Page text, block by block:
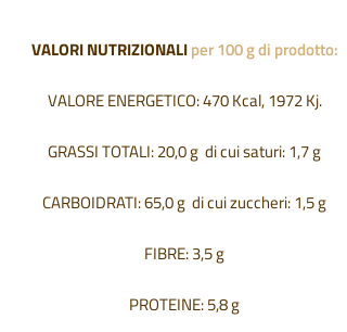
VALORI NUTRIZIONALIper 100 g di prodotto:
VALORE ENERGETICO: 470 Kcal, 1972 Kj.
GRASSI TOTALI: 20,0 g di cui saturi: 1,7 g
CARBOIDRATI: 65,0 g di cui zuccheri: 1,5 g
FIBRE: 3,5 g
PROTEINE: 5,8 g